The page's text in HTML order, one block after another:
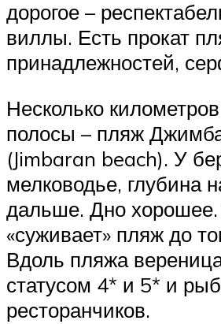
дорогое –
виллы. Есть прокат
принадлежностей,
Несколько
полосы – пляж
(Jimbaran beach). У
мелководье, глубина
дальше. Дно
«суживает» пляж до
Вдоль пляжа
статусом 4* и 5* и
ресторанчиков.